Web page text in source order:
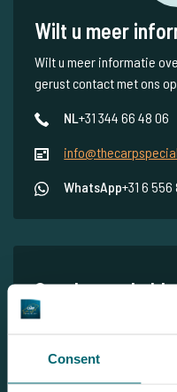
Consent
Wilt u meer
Wilt u meer informatie
gerust contact met ons op
NL+31 344 66 48 06
WhatsApp+31 6 556
Gerelateerde
Vroegboekactie: hoge